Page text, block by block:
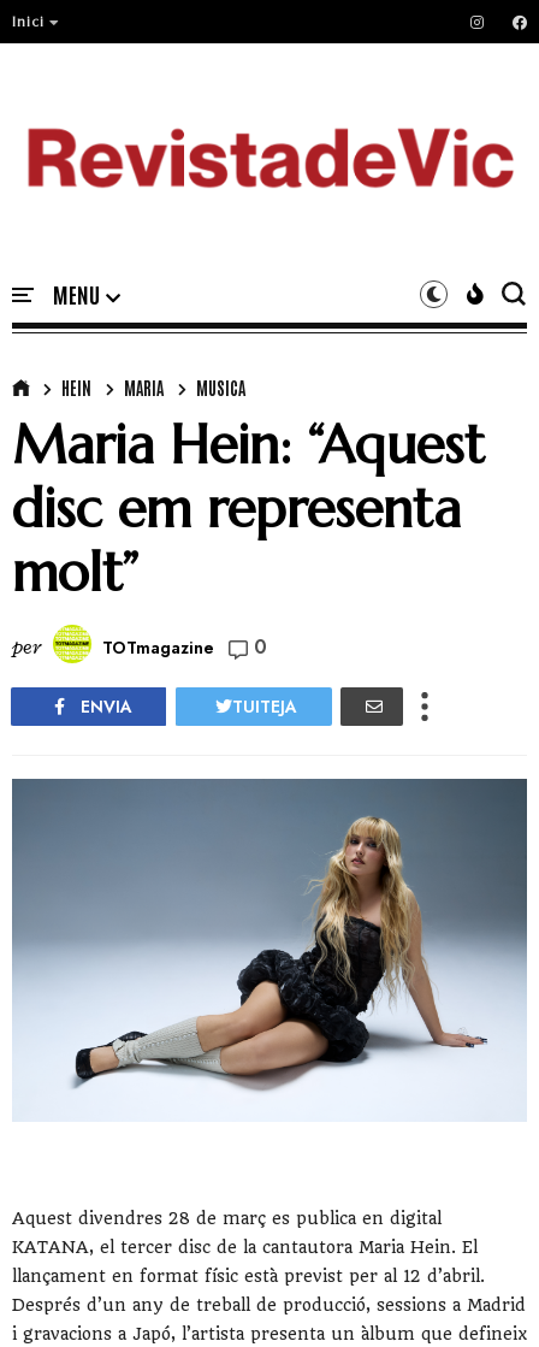
Inici
HEIN MARIA MUSICA
Maria Hein: “Aquest
disc em representa
molt”
per TOTmagazine 0
ENVIA TUITEJA
Aquest divendres 28 de març es publica en digital
KATANA, el tercer disc de la cantautora Maria Hein. El
llançament en format físic està previst per al 12 d’abril.
Després d’un any de treball de producció, sessions a Madrid
i gravacions a Japó, l’artista presenta un àlbum que defineix